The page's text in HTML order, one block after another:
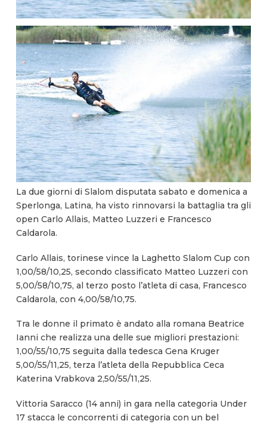
La due giorni di Slalom disputata sabato e domenica a
Sperlonga, Latina, ha visto rinnovarsi la battaglia tra gli
open Carlo Allais, Matteo Luzzeri e Francesco
Caldarola.
Carlo Allais, torinese vince la Laghetto Slalom Cup con
1,00/58/10,25, secondo classificato Matteo Luzzeri con
5,00/58/10,75, al terzo posto l’atleta di casa, Francesco
Caldarola, con 4,00/58/10,75.
Tra le donne il primato è andato alla romana Beatrice
Ianni che realizza una delle sue migliori prestazioni:
1,00/55/10,75 seguita dalla tedesca Gena Kruger
5,00/55/11,25, terza l’atleta della Repubblica Ceca
Katerina Vrabkova 2,50/55/11,25.
Vittoria Saracco (14 anni) in gara nella categoria Under
17 stacca le concorrenti di categoria con un bel